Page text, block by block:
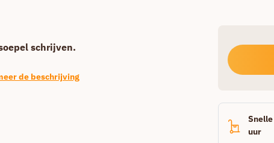
schrijven.
de beschrijving
uur